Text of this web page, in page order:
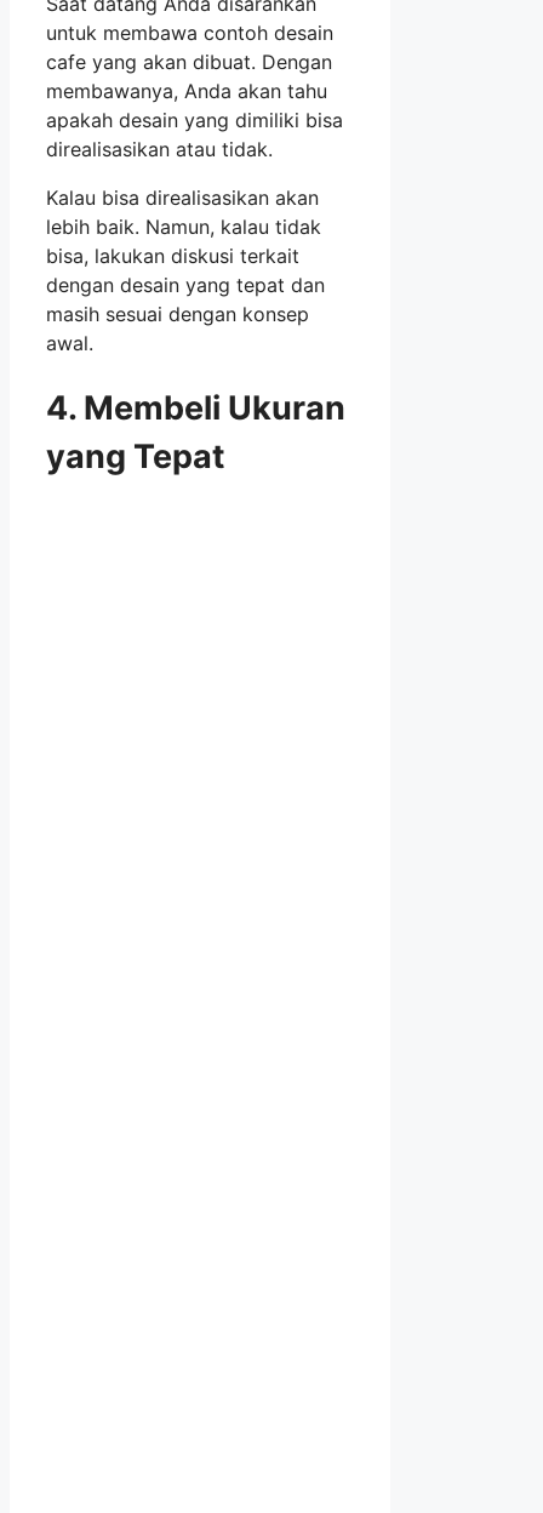
untuk membawa contoh desain
cafe yang akan dibuat. Dengan
membawanya, Anda akan tahu
apakah desain yang dimiliki bisa
direalisasikan atau tidak.
Kalau bisa direalisasikan akan
lebih baik. Namun, kalau tidak
bisa, lakukan diskusi terkait
dengan desain yang tepat dan
masih sesuai dengan konsep
awal.
4. Membeli Ukuran
yang Tepat